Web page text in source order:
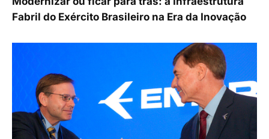
Fabril do Exército Brasileiro na Era da Inovação